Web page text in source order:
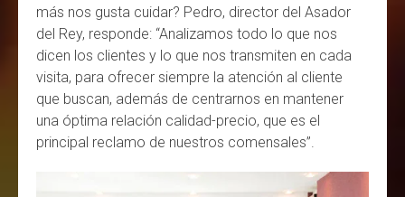
más nos gusta cuidar? Pedro, director del Asador
del Rey, responde: “Analizamos todo lo que nos
dicen los clientes y lo que nos transmiten en cada
visita, para ofrecer siempre la atención al cliente
que buscan, además de centrarnos en mantener
una óptima relación calidad-precio, que es el
principal reclamo de nuestros comensales”.